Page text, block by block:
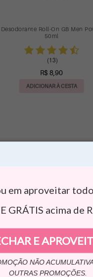
em aproveitar
GRÁTIS acima de
E
NÃO
OUTRAS PROMOÇÕES.
Desodorante Roll-On GB Men
50ml
(13)
R$ 8,90
ADICIONAR À CESTA